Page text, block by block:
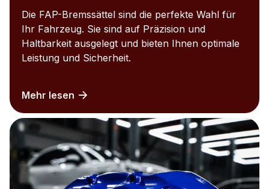
Die FAP-Bremssättel sind die perfekte Wahl für
Ihr Fahrzeug. Sie sind auf Präzision und
Haltbarkeit ausgelegt und bieten Ihnen optimale
Leistung und Sicherheit.
Mehr lesen